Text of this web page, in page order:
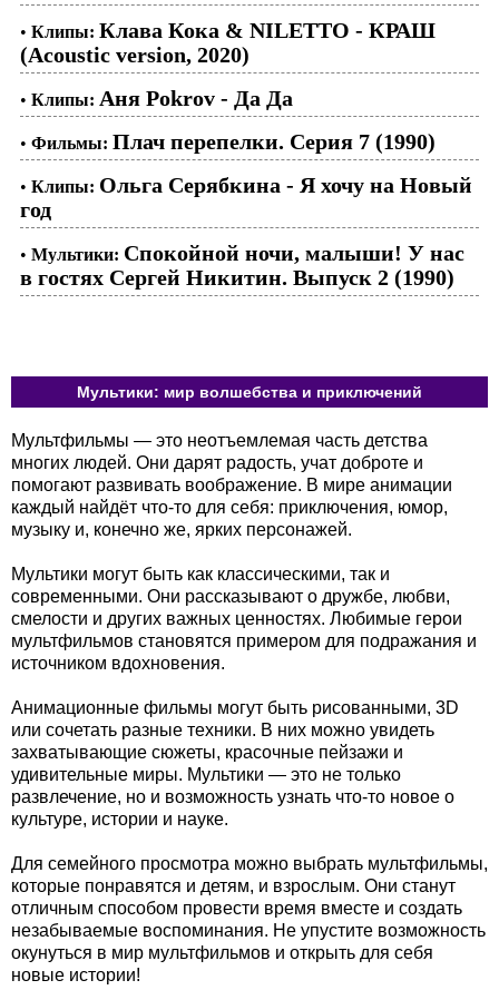
• Клипы: Клава Кока & NILETTO - КРАШ
(Acoustic version, 2020)
• Клипы: Аня Pokrov - Да Да
• Фильмы: Плач перепелки. Серия 7 (1990)
• Клипы: Ольга Серябкина - Я хочу на Новый
год
• Мультики: Спокойной ночи, малыши! У нас
в гостях Сергей Никитин. Выпуск 2 (1990)
Мультики: мир волшебства и приключений
Мультфильмы — это неотъемлемая часть детства
многих людей. Они дарят радость, учат доброте и
помогают развивать воображение. В мире анимации
каждый найдёт что-то для себя: приключения, юмор,
музыку и, конечно же, ярких персонажей.
Мультики могут быть как классическими, так и
современными. Они рассказывают о дружбе, любви,
смелости и других важных ценностях. Любимые герои
мультфильмов становятся примером для подражания и
источником вдохновения.
Анимационные фильмы могут быть рисованными, 3D
или сочетать разные техники. В них можно увидеть
захватывающие сюжеты, красочные пейзажи и
удивительные миры. Мультики — это не только
развлечение, но и возможность узнать что-то новое о
культуре, истории и науке.
Для семейного просмотра можно выбрать мультфильмы,
которые понравятся и детям, и взрослым. Они станут
отличным способом провести время вместе и создать
незабываемые воспоминания. Не упустите возможность
окунуться в мир мультфильмов и открыть для себя
новые истории!